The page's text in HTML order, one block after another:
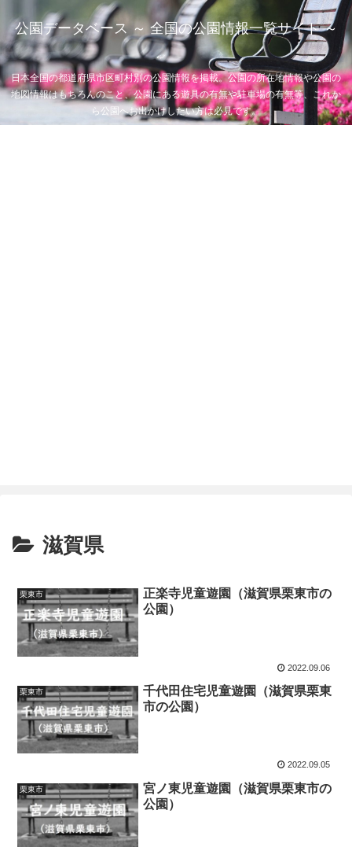
公園データベース ～ 全国の公園情報一覧サイト ～
日本全国の都道府県市区町村別の公園情報を掲載。公園の所在地情報や公園の
地図情報はもちろんのこと、公園にある遊具の有無や駐車場の有無等、これか
ら公園へお出かけしたい方は必見です。
滋賀県
栗東市
正楽寺児童遊園（滋賀県栗東市の
公園）
2022.09.06
栗東市
千代田住宅児童遊園（滋賀県栗東
市の公園）
2022.09.05
栗東市
宮ノ東児童遊園（滋賀県栗東市の
公園）